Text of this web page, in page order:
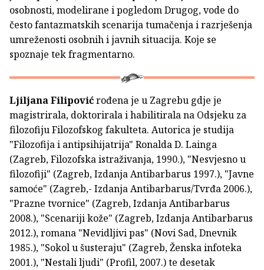
osobnosti, modelirane i pogledom Drugog, vode do
često fantazmatskih scenarija tumačenja i razrješenja
umreženosti osobnih i javnih situacija. Koje se
spoznaje tek fragmentarno.
Ljiljana Filipovićrođena je u Zagrebu gdje je
magistrirala, doktorirala i habilitirala na Odsjeku za
filozofiju Filozofskog fakulteta. Autorica je studija
"Filozofija i antipsihijatrija" Ronalda D. Lainga
(Zagreb, Filozofska istraživanja, 1990.), "Nesvjesno u
filozofiji" (Zagreb, Izdanja Antibarbarus 1997.), "Javne
samoće" (Zagreb,- Izdanja Antibarbarus/Tvrđa 2006.),
"Prazne tvornice" (Zagreb, Izdanja Antibarbarus
2008.), "Scenariji kože" (Zagreb, Izdanja Antibarbarus
2012.), romana "Nevidljivi pas" (Novi Sad, Dnevnik
1985.), "Sokol u šusteraju" (Zagreb, Ženska infoteka
2001.), "Nestali ljudi" (Profil, 2007.) te desetak